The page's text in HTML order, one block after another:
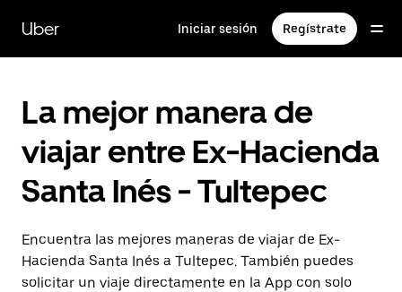
contenido
principal
Uber Iniciar sesión Regístrate
La mejor manera de
viajar entre Ex-Hacienda
Santa Inés - Tultepec
Encuentra las mejores maneras de viajar de Ex-
Hacienda Santa Inés a Tultepec. También puedes
solicitar un viaje directamente en la App con solo